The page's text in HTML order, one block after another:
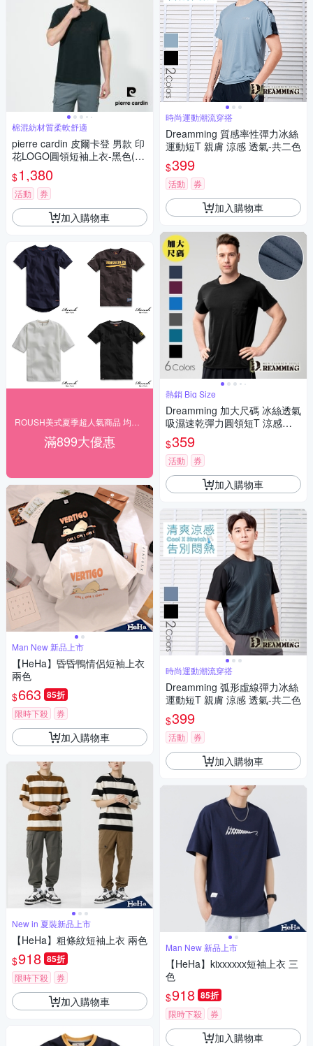
棉混紡材質柔軟舒適
pierre cardin 皮爾卡登 男款 印
花LOGO圓領短袖上衣-黑色(52
57281-99)
$1,380
活動 券
加入購物車
滿899大優惠
Man New 新品上市
【HeHa】昏昏鴨情侶短袖上衣
兩色
$663 85折
限時下殺 券
加入購物車
New in 夏裝新品上市
【HeHa】粗條紋短袖上衣 兩色
$918 85折
限時下殺 券
加入購物車
時尚運動潮流穿搭
Dreamming 質感率性彈力冰絲
運動短T 親膚 涼感 透氣-共二色
$399
活動 券
加入購物車
熱銷 Big Size
Dreamming 加大尺碼 冰絲透氣
吸濕速乾彈力圓領短T 涼感衣-
共六色
$359
活動 券
加入購物車
時尚運動潮流穿搭
Dreamming 弧形虛線彈力冰絲
運動短T 親膚 涼感 透氣-共二色
$399
活動 券
加入購物車
Man New 新品上市
【HeHa】kixxxxxx短袖上衣 三
色
$918 85折
限時下殺 券
加入購物車